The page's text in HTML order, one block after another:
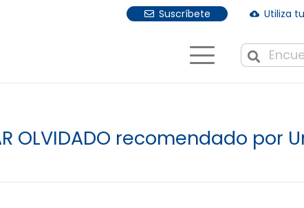
Suscríbete cloud_download Utiliza
OLVIDADO recomendado